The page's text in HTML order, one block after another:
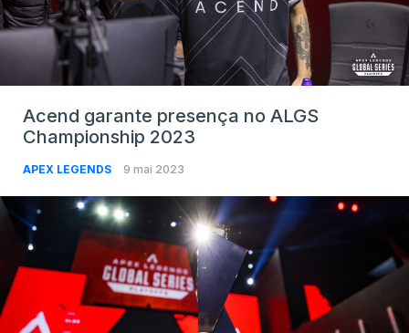
Acend garante presença no ALGS
Championship 2023
APEX LEGENDS 9 mai 2023